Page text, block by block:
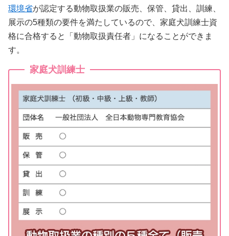
環境省が認定する動物取扱業の販売、保管、貸出、訓練、
展示の5種類の要件を満たしているので、家庭犬訓練士資
格に合格すると「動物取扱責任者」になることができま
す。
家庭犬訓練士